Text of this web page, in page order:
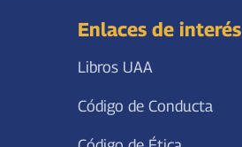
Enlaces de interés
Libros UAA
Código de Conducta